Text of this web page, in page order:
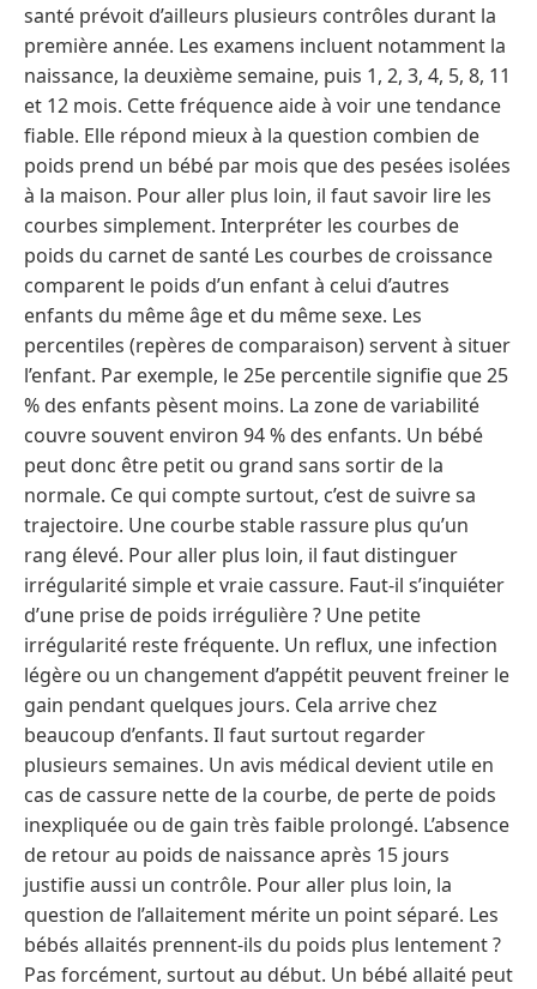
santé prévoit d’ailleurs plusieurs contrôles durant la
première année. Les examens incluent notamment la
naissance, la deuxième semaine, puis 1, 2, 3, 4, 5, 8, 11
et 12 mois. Cette fréquence aide à voir une tendance
fiable. Elle répond mieux à la question combien de
poids prend un bébé par mois que des pesées isolées
à la maison. Pour aller plus loin, il faut savoir lire les
courbes simplement. Interpréter les courbes de
poids du carnet de santé Les courbes de croissance
comparent le poids d’un enfant à celui d’autres
enfants du même âge et du même sexe. Les
percentiles (repères de comparaison) servent à situer
l’enfant. Par exemple, le 25e percentile signifie que 25
% des enfants pèsent moins. La zone de variabilité
couvre souvent environ 94 % des enfants. Un bébé
peut donc être petit ou grand sans sortir de la
normale. Ce qui compte surtout, c’est de suivre sa
trajectoire. Une courbe stable rassure plus qu’un
rang élevé. Pour aller plus loin, il faut distinguer
irrégularité simple et vraie cassure. Faut-il s’inquiéter
d’une prise de poids irrégulière ? Une petite
irrégularité reste fréquente. Un reflux, une infection
légère ou un changement d’appétit peuvent freiner le
gain pendant quelques jours. Cela arrive chez
beaucoup d’enfants. Il faut surtout regarder
plusieurs semaines. Un avis médical devient utile en
cas de cassure nette de la courbe, de perte de poids
inexpliquée ou de gain très faible prolongé. L’absence
de retour au poids de naissance après 15 jours
justifie aussi un contrôle. Pour aller plus loin, la
question de l’allaitement mérite un point séparé. Les
bébés allaités prennent-ils du poids plus lentement ?
Pas forcément, surtout au début. Un bébé allaité peut